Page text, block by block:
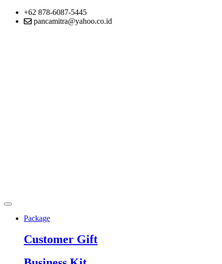
+62 878-6087-5445
pancamitra@yahoo.co.id
Package
Customer Gift